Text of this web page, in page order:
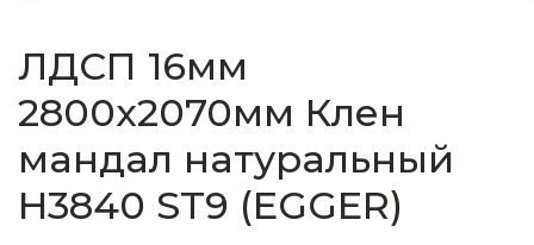
ЛДСП 16мм
2800х2070мм Клен
мандал натуральный
H3840 ST9 (EGGER)